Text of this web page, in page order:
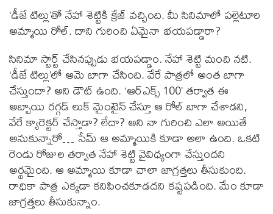
‘డీజే టిల్లు’తో నేహా శెట్టికి క్రేజ్ వచ్చింది. మీ సినిమాలో పల్లెటూరి
అమ్మాయి రోల్. దాని గురించి ఏమైనా భయపడ్డారా?
సినిమా స్టార్ట్ చేసినప్పుడు భయపడ్డాం. నేహా శెట్టి మంచి నటి.
‘డీజే టిల్లు’లో ఆమె బాగా చేసింది. వేరే పాత్రలో అంత బాగా
చేస్తుందా? అని డౌట్ ఉంది. ‘ఆర్ఎక్స్ 100’ తర్వాత ఈ
అబ్బాయి రగ్గడ్ లుక్ మైంటైన్ చేస్తూ ఆ రోల్ బాగా చేశాడని,
వేరే క్యారెక్టర్ చేస్తాడా? లేదా? అని నా గురించి ఎలా అయితే
అనుకున్నారో… సేమ్ ఆ అమ్మాయికి కూడా అలా ఉంది. ఒకటి
రెండు రోజుల తర్వాత నేహా శెట్టి వైవిధ్యంగా చేస్తుందని
అర్థమైంది. ఆ అమ్మాయి కూడా చాలా జాగ్రత్తలు తీసుకుంది.
రాధికా పాత్ర ఎక్కడా కనిపించకూడదని కష్టపడింది. మేం కూడా
జాగ్రత్తలు తీసుకున్నాం.